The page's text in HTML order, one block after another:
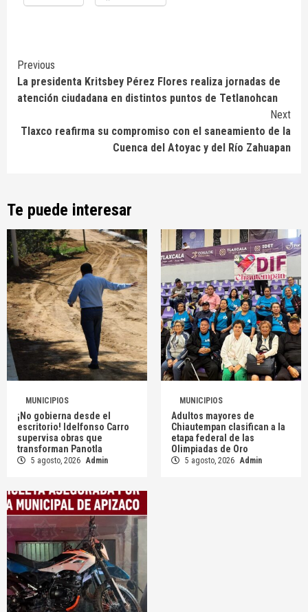
Continue
Reading
Previous
La presidenta Kritsbey Pérez Flores realiza jornadas de
atención ciudadana en distintos puntos de Tetlanohcan
Next
Tlaxco reafirma su compromiso con el saneamiento de la
Cuenca del Atoyac y del Río Zahuapan
Te puede interesar
MUNICIPIOS
¡No gobierna desde el
escritorio! Idelfonso Carro
supervisa obras que
transforman Panotla
5 agosto, 2026 Admin
MUNICIPIOS
Adultos mayores de
Chiautempan clasifican a la
etapa federal de las
Olimpiadas de Oro
5 agosto, 2026 Admin